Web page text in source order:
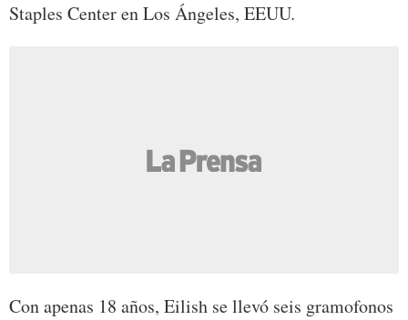
Staples Center en Los Ángeles, EEUU.
Con apenas 18 años, Eilish se llevó seis gramofonos